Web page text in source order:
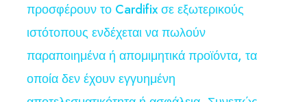
προσφέρουν το Cardifix σε εξωτερικούς
ιστότοπους ενδέχεται να πωλούν
παραποιημένα ή απομιμητικά προϊόντα, τα
οποία δεν έχουν εγγυημένη